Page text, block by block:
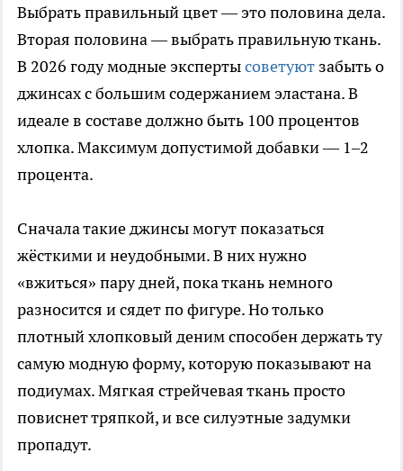
Выбрать правильный цвет — это половина дела.
Вторая половина — выбрать правильную ткань.
В 2026 году модные экспертысоветуют забыть о
джинсах с большим содержанием эластана. В
идеале в составе должно быть 100 процентов
хлопка. Максимум допустимой добавки — 1–2
процента.
Сначала такие джинсы могут показаться
жёсткими и неудобными. В них нужно
«вжиться» пару дней, пока ткань немного
разносится и сядет по фигуре. Но только
плотный хлопковый деним способен держать ту
самую модную форму, которую показывают на
подиумах. Мягкая стрейчевая ткань просто
повиснет тряпкой, и все силуэтные задумки
пропадут.